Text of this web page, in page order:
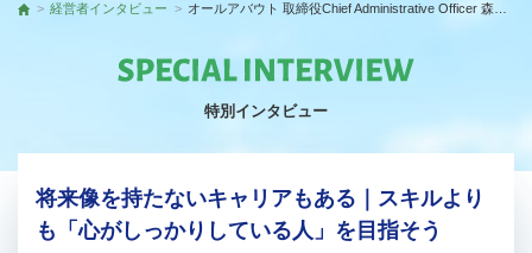
トップ
経営者インタビュー
特別インタビュー
将来像を持たないキャリアもある｜スキルより
も「心がしっかりしている人」を目指そう